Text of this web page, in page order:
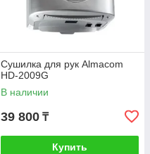
Сушилка для рук Almacom
HD-2009G
В наличии
39 800 ₸
Купить